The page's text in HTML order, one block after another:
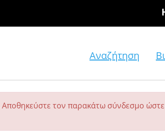
Αναζήτηση
Αποθηκεύστε τον παρακάτω σύνδεσμο